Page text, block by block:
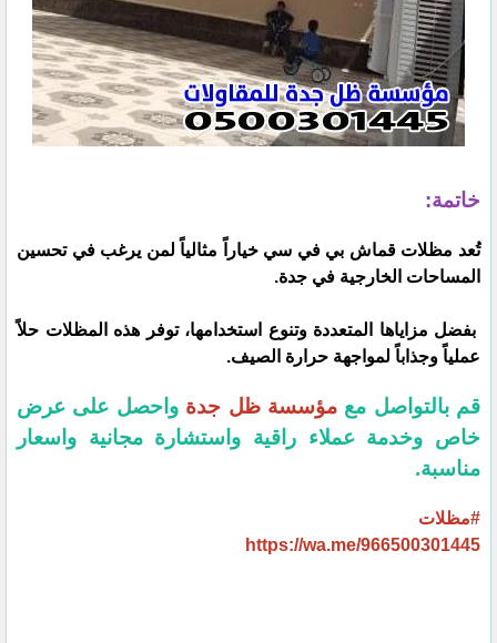
خاتمة:
تُعد مظلات قماش بي في سي خياراً مثالياً لمن يرغب في تحسين
المساحات الخارجية في جدة.
بفضل مزاياها المتعددة وتنوع استخدامها، توفر هذه المظلات حلاً
عملياً وجذاباً لمواجهة حرارة الصيف.
قم بالتواصل معمؤسسة ظل جدة واحصل على عرض
خاص وخدمة عملاء راقية واستشارة مجانية واسعار
مناسبة.
#مظلات
https://wa.me/966500301445